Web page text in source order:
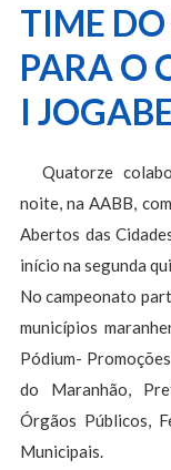
TIME
PARA O
I
Quatorze
noite, na AABB,
Abertos das
início na segunda
No campeonato
municípios
Pódium-
do Maranhão,
Órgãos Públicos,
Municipais.